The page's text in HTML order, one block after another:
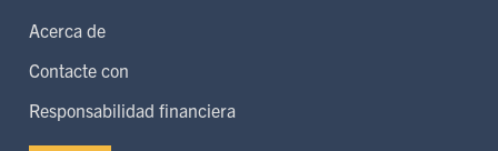
Acerca de
Contacte con
Responsabilidad financiera